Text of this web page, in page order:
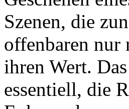
Szenen, die
offenbaren nur
ihren Wert.
essentiell, die